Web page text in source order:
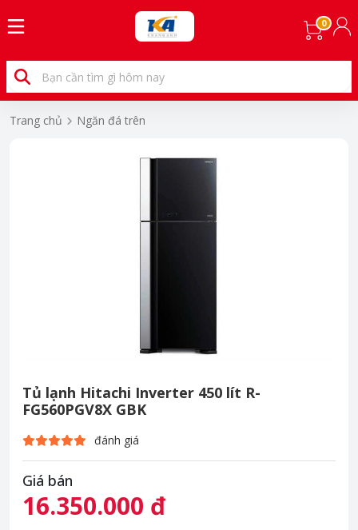
0
Trang chủ Ngăn đá trên
Tủ lạnh Hitachi Inverter 450 lít R-
FG560PGV8X GBK
đánh giá
Giá bán
16.350.000 đ